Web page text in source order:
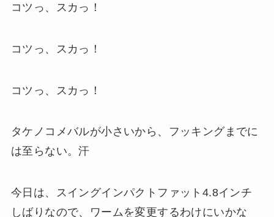
コツっ、スカっ！
コツっ、スカっ！
コツっ、スカっ！
タケノコメバルが小さいから、フッキングまでに
は至らない。汗
今日は、スイングインパクトファット4.8インチ
しばりなので、ワームを変更するわけにいかな